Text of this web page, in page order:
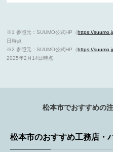
※1 参照元：SUUMO公式HP（https://
日時点
※2 参照元：SUUMO公式HP（https://
2025年2月14日時点
松本市でおすすめの
松本市のおすすめ工務店・